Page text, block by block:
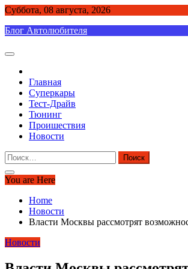
Skip
content
Суббота, 08 августа, 2026
Блог Автолюбителя
Главная
Суперкары
Тест-Драйв
Тюнинг
Проишествия
Новости
Найти:
You are Here
Home
Новости
Власти Москвы рассмотрят
Новости